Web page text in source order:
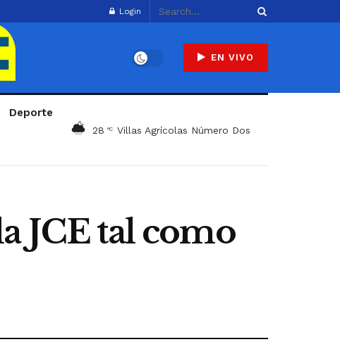
Login
EN VIVO
Deporte
28 °C Villas Agrícolas Número Dos
JCE tal como